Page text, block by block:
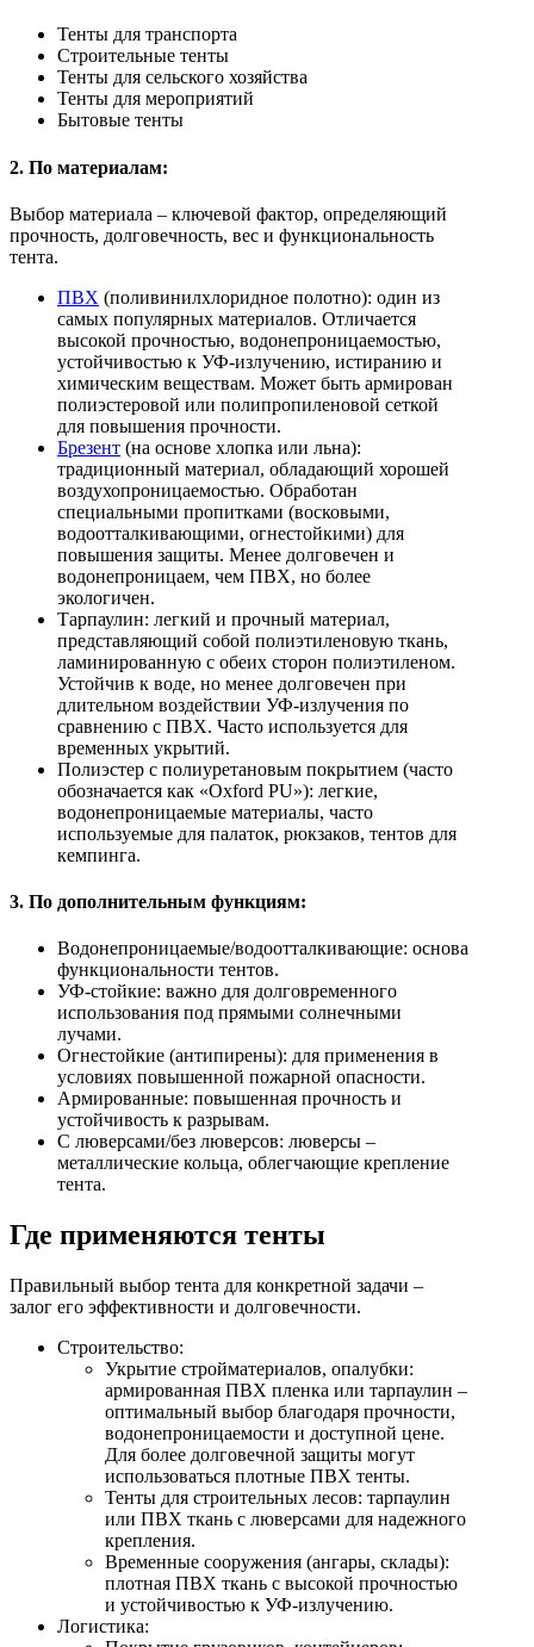
Тенты для транспорта
Строительные тенты
Тенты для сельского хозяйства
Тенты для мероприятий
Бытовые тенты
2. По материалам:
Выбор материала – ключевой фактор, определяющий
прочность, долговечность, вес и функциональность
тента.
ПВХ (поливинилхлоридное полотно): один из
самых популярных материалов. Отличается
высокой прочностью, водонепроницаемостью,
устойчивостью к УФ-излучению, истиранию и
химическим веществам. Может быть армирован
полиэстеровой или полипропиленовой сеткой
для повышения прочности.
Брезент (на основе хлопка или льна):
традиционный материал, обладающий хорошей
воздухопроницаемостью. Обработан
специальными пропитками (восковыми,
водоотталкивающими, огнестойкими) для
повышения защиты. Менее долговечен и
водонепроницаем, чем ПВХ, но более
экологичен.
Тарпаулин: легкий и прочный материал,
представляющий собой полиэтиленовую ткань,
ламинированную с обеих сторон полиэтиленом.
Устойчив к воде, но менее долговечен при
длительном воздействии УФ-излучения по
сравнению с ПВХ. Часто используется для
временных укрытий.
Полиэстер с полиуретановым покрытием (часто
обозначается как «Oxford PU»): легкие,
водонепроницаемые материалы, часто
используемые для палаток, рюкзаков, тентов для
кемпинга.
3. По дополнительным функциям:
Водонепроницаемые/водоотталкивающие: основа
функциональности тентов.
УФ-стойкие: важно для долговременного
использования под прямыми солнечными
лучами.
Огнестойкие (антипирены): для применения в
условиях повышенной пожарной опасности.
Армированные: повышенная прочность и
устойчивость к разрывам.
С люверсами/без люверсов: люверсы –
металлические кольца, облегчающие крепление
тента.
Где применяются тенты
Правильный выбор тента для конкретной задачи –
залог его эффективности и долговечности.
Строительство:
Укрытие стройматериалов, опалубки:
армированная ПВХ пленка или тарпаулин –
оптимальный выбор благодаря прочности,
водонепроницаемости и доступной цене.
Для более долговечной защиты могут
использоваться плотные ПВХ тенты.
Тенты для строительных лесов: тарпаулин
или ПВХ ткань с люверсами для надежного
крепления.
Временные сооружения (ангары, склады):
плотная ПВХ ткань с высокой прочностью
и устойчивостью к УФ-излучению.
Логистика: